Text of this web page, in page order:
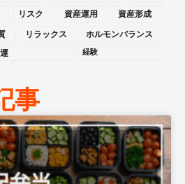
リスク 資産運用
資産形成
リラックス
ホルモンバランス
経験
事